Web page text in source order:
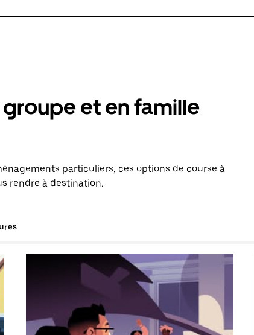
et en famille
particuliers, ces options de course à
rendre à destination.